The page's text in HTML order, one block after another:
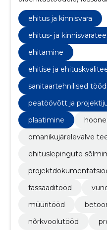
ehituslahendustele,
teenuseid alates
ehitus ja kinnisvara
ehitus- ja
ehitamine
ehitise ja
sanitaartehnilised tööd
peatöövõtt ja
plaatimine
omanikujärelevalve
ehituslepingute
fassaaditööd
müüritööd
nõrkvoolutööd